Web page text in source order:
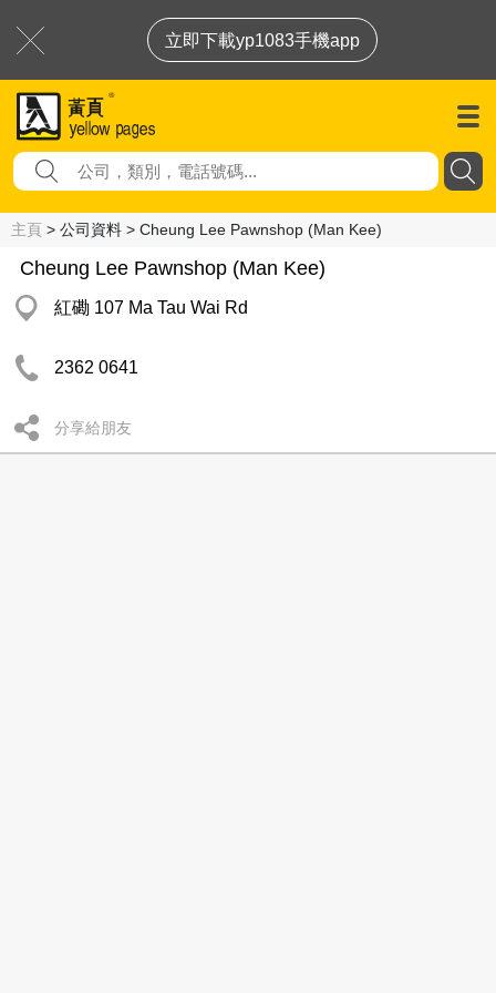
立即下載yp1083手機app
主頁 > 公司資料 > Cheung Lee Pawnshop (Man Kee)
Cheung Lee Pawnshop (Man Kee)
紅磡 107 Ma Tau Wai Rd
2362 0641
分享給朋友